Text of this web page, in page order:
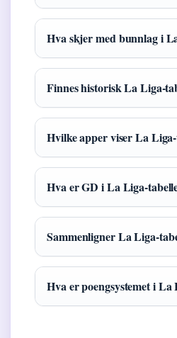
Hva skjer med bunnlag i
Finnes historisk La Liga-
Hvilke apper viser La
Hva er GD i La Liga-
Sammenligner La Liga-
Hva er poengsystemet i La